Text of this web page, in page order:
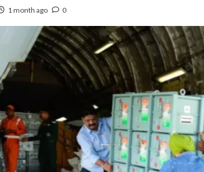
1 month ago 0